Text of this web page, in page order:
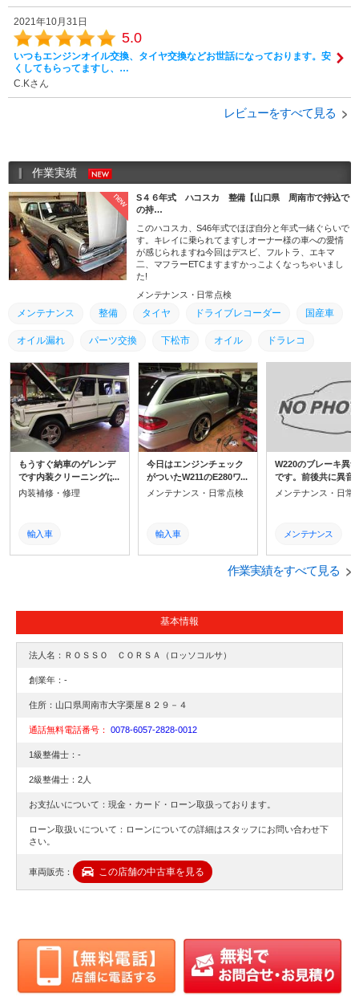
2021年10月31日
5.0
いつもエンジンオイル交換、タイヤ交換などお世話になっております。安
くしてもらってますし、…
C.Kさん
レビューをすべて見る
作業実績
new
S４６年式 ハコスカ 整備【山口県 周南市で持込で
の持…
このハコスカ、S46年式でほぼ自分と年式一緒ぐらいで
す。キレイに乗られてますしオーナー様の車への愛情
が感じられますね今回はデスビ、フルトラ、エキマ
二、マフラーETCますますかっこよくなっちゃいまし
た!
メンテナンス・日常点検
メンテナンス 整備 タイヤ ドライブレコーダー 国産車
オイル漏れ パーツ交換 下松市 オイル ドラレコ
交換 山口県 周南市 修理 取付 防府市
ナビ ＥＴＣ 輸入車
もうすぐ納車のゲレンデ
です内装クリーニングは
終わったんでこれから外
内装補修・修理
輸入車
ドラレコ
交換
山口県
周南市
修理
オイル
下松市
メンテナンス
今日はエンジンチェック
がついたW211のE280ワ
ゴンの修理です。 DASで
了！ ありがとうございま
した！！
メンテナンス・日常点検
輸入車
山口市
周南市
ドライブレコーダー
国産車
W220のブレーキ異
です。前後共に異音
ています分解、診断
た。リアはシリンダ
戻りが悪く異音が発
ていたみたいです。
がとうございます。
メンテナンス・日常
メンテナンス
ＥＴＣ
作業実績をすべて見る
基本情報
法人名：ＲＯＳＳＯ ＣＯＲＳＡ（ロッソコルサ）
創業年：-
住所：山口県周南市大字栗屋８２９－４
通話無料電話番号： 0078-6057-2828-0012
1級整備士：-
2級整備士：2人
お支払いについて：現金・カード・ローン取扱っております。
ローン取扱いについて：ローンについての詳細はスタッフにお問い合わせ下
さい。
車両販売： この店舗の中古車を見る